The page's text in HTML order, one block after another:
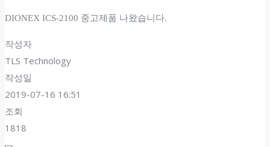
DIONEX ICS-2100 중고제품 나왔습니다.
작성자
TLS Technology
작성일
2019-07-16 16:51
조회
1818